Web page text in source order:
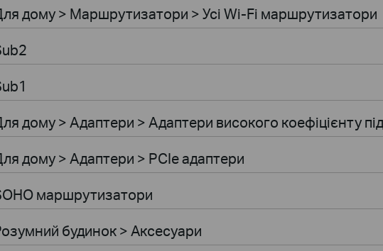
дому > Маршрутизатори > Усі Wi-Fi маршрутизатори
дому > Адаптери > Адаптери високого коефіцієнту
дому > Адаптери > PCIe адаптери
маршрутизатори
будинок > Аксесуари